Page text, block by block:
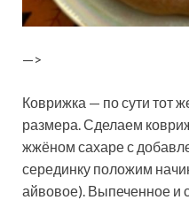
—>
Коврижка — по сути тот
размера. Сделаем
жжёном сахаре с
серединку положим
айвовое). Выпеченное и